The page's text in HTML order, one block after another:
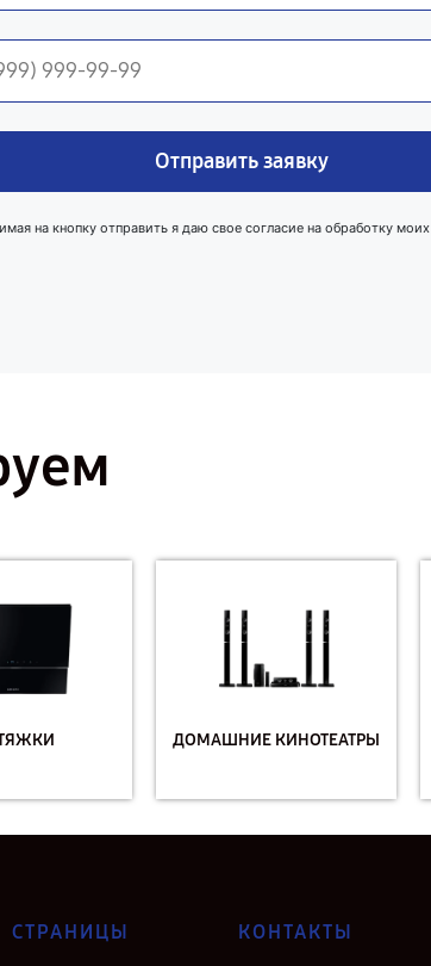
Отправить заявку
на кнопку отправить я даю свое согласие на обработку моих
ДОМАШНИЕ КИНОТЕАТРЫ
СТРАНИЦЫ КОНТАКТЫ